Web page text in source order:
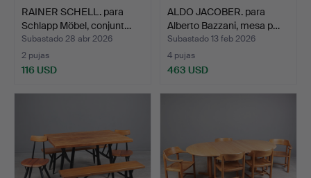
RAINER SCHELL. para
Schlapp Möbel, conjunt…
Subastado 28 abr 2026
2 pujas
116 USD
ALDO JACOBER. para
Alberto Bazzani, mesa p…
Subastado 13 feb 2026
4 pujas
463 USD